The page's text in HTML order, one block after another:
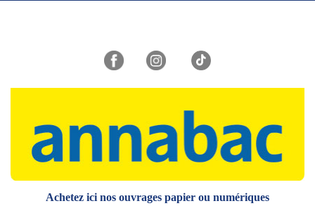
Achetez ici nos ouvrages papier ou numériques